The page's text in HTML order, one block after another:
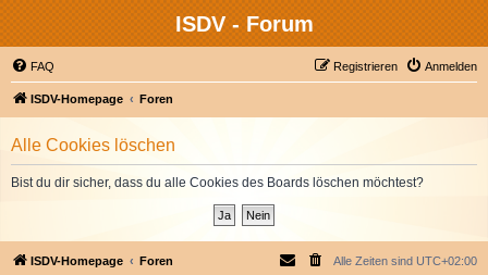
ISDV - Forum
FAQ Anmelden
Registrieren
ISDV-Homepage Foren
Alle Cookies löschen
Bist du dir sicher, dass du alle Cookies des Boards löschen möchtest?
ISDV-Homepage Foren Alle Zeiten sind UTC+02:00